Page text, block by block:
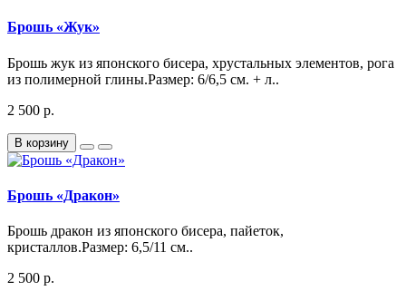
Брошь «Жук»
Брошь жук из японского бисера, хрустальных элементов, рога
из полимерной глины.Размер: 6/6,5 см. + л..
2 500 р.
В корзину
Брошь «Дракон»
Брошь дракон из японского бисера, пайеток,
кристаллов.Размер: 6,5/11 см..
2 500 р.